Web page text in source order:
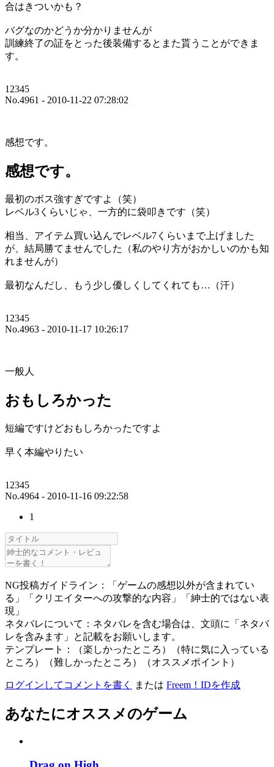
合はきついかも？
バグなのかどうか分かりませんが
訓練終了の証をとった後装備するとまた貰うことができま
す。
12345
No.4961 - 2010-11-22 07:28:02
感想です。
感想です。
最初のボス強すぎですよ（笑）
レベル3くらいじゃ、一方的に袋叩きです（笑）
相当、アイテム買い込んでレベル7くらいまで上げました
が、結局勝てませんでした（私のやり方がおかしいのかも知
れませんが）
最初なんだし、もう少し優しくしてくれても…（汗）
12345
No.4963 - 2010-11-17 10:26:17
一般人
おもしろかった
短編ですけどおもしろかったですよ
早く本編やりたい
12345
No.4964 - 2010-11-16 09:22:58
1
NG投稿ガイドライン：「ゲームの感想以外が含まれてい
る」「クリエイターへの攻撃的な内容」「紳士的ではない表
現」
ネタバレについて：ネタバレを含む場合は、文頭に「ネタバ
レを含みます」と記載をお願いします。
テンプレート：（楽しかったところ）（特に気に入っている
ところ）（難しかったところ）（オススメポイント）
ログインしてコメントを書く または Freem！IDを作成
あなたにオススメのゲーム